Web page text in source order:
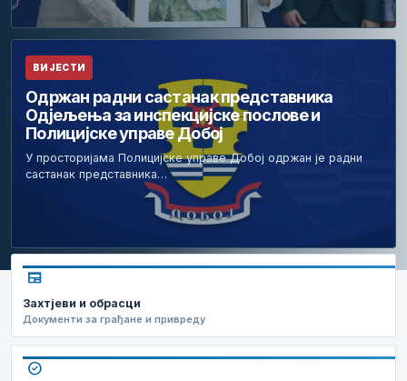
ВИЈЕСТИ
Одржан радни састанак представника
Одјељења за инспекцијске послове и
Полицијске управе Добој
У просторијама Полицијске управе Добој одржан је радни
састанак представника…
newspaper
Захтјеви и обрасци
Документи за грађане и привреду
check_circle